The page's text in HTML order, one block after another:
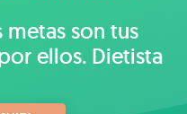
metas son tus
ellos. Dietista